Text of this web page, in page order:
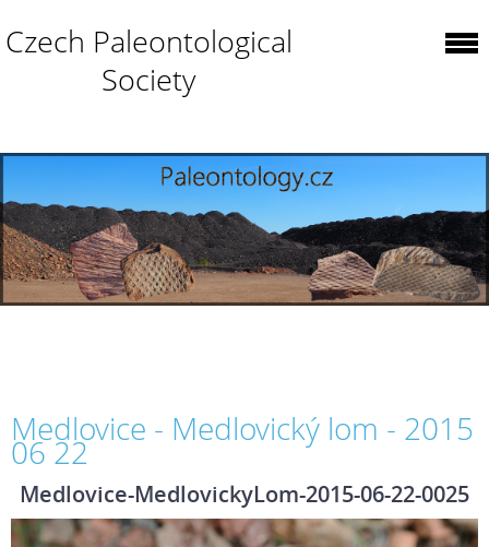
Czech Paleontological
Society
Medlovice - Medlovický lom - 2015
06 22
Medlovice-MedlovickyLom-2015-06-22-0025